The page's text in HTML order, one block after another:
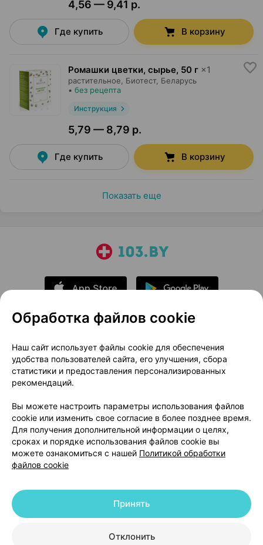
4,56 — 9,41 р.
Где купить В корзину
Ромашки цветки, сырье, 50 г ×1
растительное, Биотест, Беларусь
• без рецепта
Инструкция
5,79 — 8,79 р.
Где купить В корзину
Показать еще
О проекте
Новости проекта
Размещение рекламы
Медицинский маркетинг
Публичный договор
Доставка
Способы оплаты
Вакансии
Партнеры
Написать руководителю 103.by
Написать в поддержку
Персональные настройки Cookie
© 2026 ООО «Артокс Лаб», УНП 191700409 | 220012, Республика Беларусь,
+375 291212755
Обработка файлов cookie
Наш сайт использует файлы cookie для обеспечения
удобства пользователей сайта, его улучшения, сбора
статистики и предоставления персонализированных
рекомендаций.
Вы можете настроить параметры использования файлов
cookie или изменить свое согласие в более позднее время.
Для получения дополнительной информации о целях,
сроках и порядке использования файлов cookie вы
можете ознакомиться с нашей Политикой обработки
файлов cookie
Отклонить
Принять